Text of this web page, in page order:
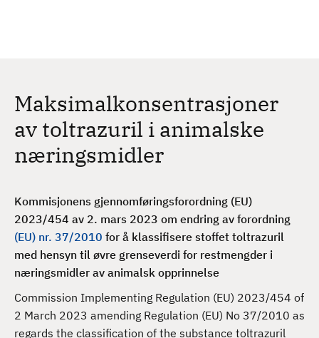
Maksimalkonsentrasjoner
av toltrazuril i animalske
næringsmidler
Kommisjonens gjennomføringsforordning (EU)
2023/454 av 2. mars 2023 om endring av forordning
(EU) nr. 37/2010 for å klassifisere stoffet toltrazuril
med hensyn til øvre grenseverdi for restmengder i
næringsmidler av animalsk opprinnelse
Commission Implementing Regulation (EU) 2023/454 of
2 March 2023 amending Regulation (EU) No 37/2010 as
regards the classification of the substance toltrazuril